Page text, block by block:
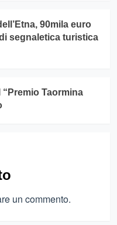
90mila euro
segnaletica turistica
Taormina
un commento.